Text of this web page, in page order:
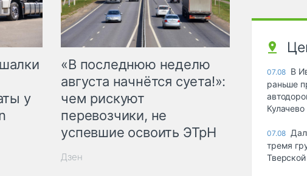
у
«В последнюю неделю
августа начнётся суета!»:
чем рискуют
перевозчики, не
успевшие освоить ЭТрН
Дзен
07.08 В
раньше
Кулачево
07.08
тремя